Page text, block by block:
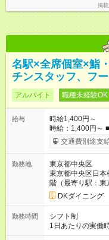
掲
名駅×全席個室×鮨
チンスタッフ、フ
アルバイト 職種未経験OK
給与
時給1,400円～
時給：1,400円～ ■昇給あり（年2回） ⇒トレーナーになった
ら… 通常時給+300円！！ ■高校生同時
事補助あり ⇒1食200円 ■友人紹介制度あり ⇒最
交通費別途支
勤務地
東京都中央区
東京都中央区日
階（最寄り駅：東
DKダイニング
勤務時間
シフト制
1日あたりの実働
から1日3h～OK